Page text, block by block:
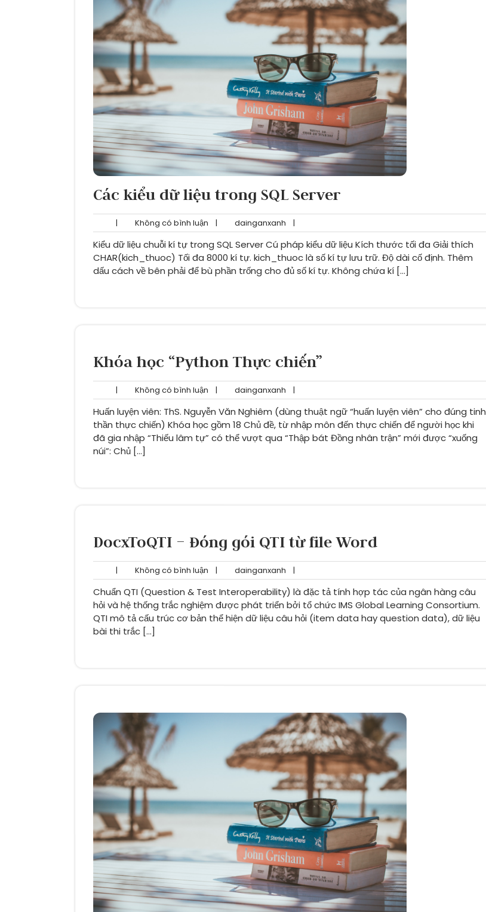
Các kiểu dữ liệu trong SQL Server
| Không có bình luận Không
có
bình
luận
| dainganxanh dainganxanh
|
Kiểu dữ liệu chuỗi kí tự trong SQL Server Cú pháp kiểu dữ liệu Kích thước tối đa Giải thích
CHAR(kich_thuoc) Tối đa 8000 kí tự. kich_thuoc là số kí tự lưu trữ. Độ dài cố định. Thêm
dấu cách về bên phải để bù phần trống cho đủ số kí tự. Không chứa kí […]
Khóa học “Python Thực chiến”
| Không có bình luận Không
có
bình
luận
| dainganxanh dainganxanh
|
Huấn luyện viên: ThS. Nguyễn Văn Nghiêm (dùng thuật ngữ “huấn luyện viên” cho đúng tinh
thần thực chiến) Khóa học gồm 18 Chủ đề, từ nhập môn đến thực chiến để người học khi
đã gia nhập “Thiếu lâm tự” có thể vượt qua “Thập bát Đồng nhân trận” mới được “xuống
núi”: Chủ […]
DocxToQTI – Đóng gói QTI từ file Word
| Không có bình luận Không
có
bình
luận
| dainganxanh dainganxanh
|
Chuẩn QTI (Question & Test Interoperability) là đặc tả tính hợp tác của ngân hàng câu
hỏi và hệ thống trắc nghiệm được phát triển bởi tổ chức IMS Global Learning Consortium.
QTI mô tả cấu trúc cơ bản thể hiện dữ liệu câu hỏi (item data hay question data), dữ liệu
bài thi trắc […]